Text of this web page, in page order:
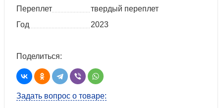
Переплет
твердый переплет
Год
2023
Поделиться:
Задать вопрос о товаре: